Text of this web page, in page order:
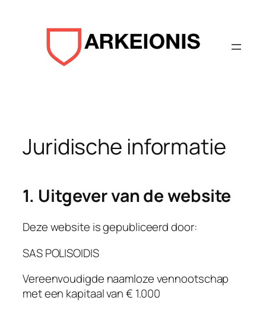
Juridische informatie
1. Uitgever van de website
Deze website is gepubliceerd door:
SAS POLISOIDIS
Vereenvoudigde naamloze vennootschap
met een kapitaal van € 1.000